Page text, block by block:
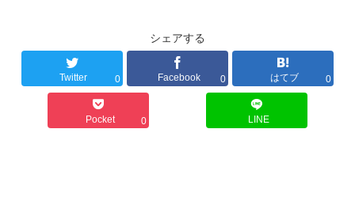
シェアする
Twitter 0 Facebook 0 はてブ 0
Pocket 0 LINE